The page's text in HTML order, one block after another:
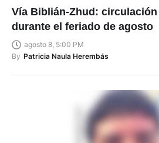
Vía Biblián-Zhud:
durante el feriado de agosto
agosto 8, 5:00 PM
By Patricia Naula Herembás